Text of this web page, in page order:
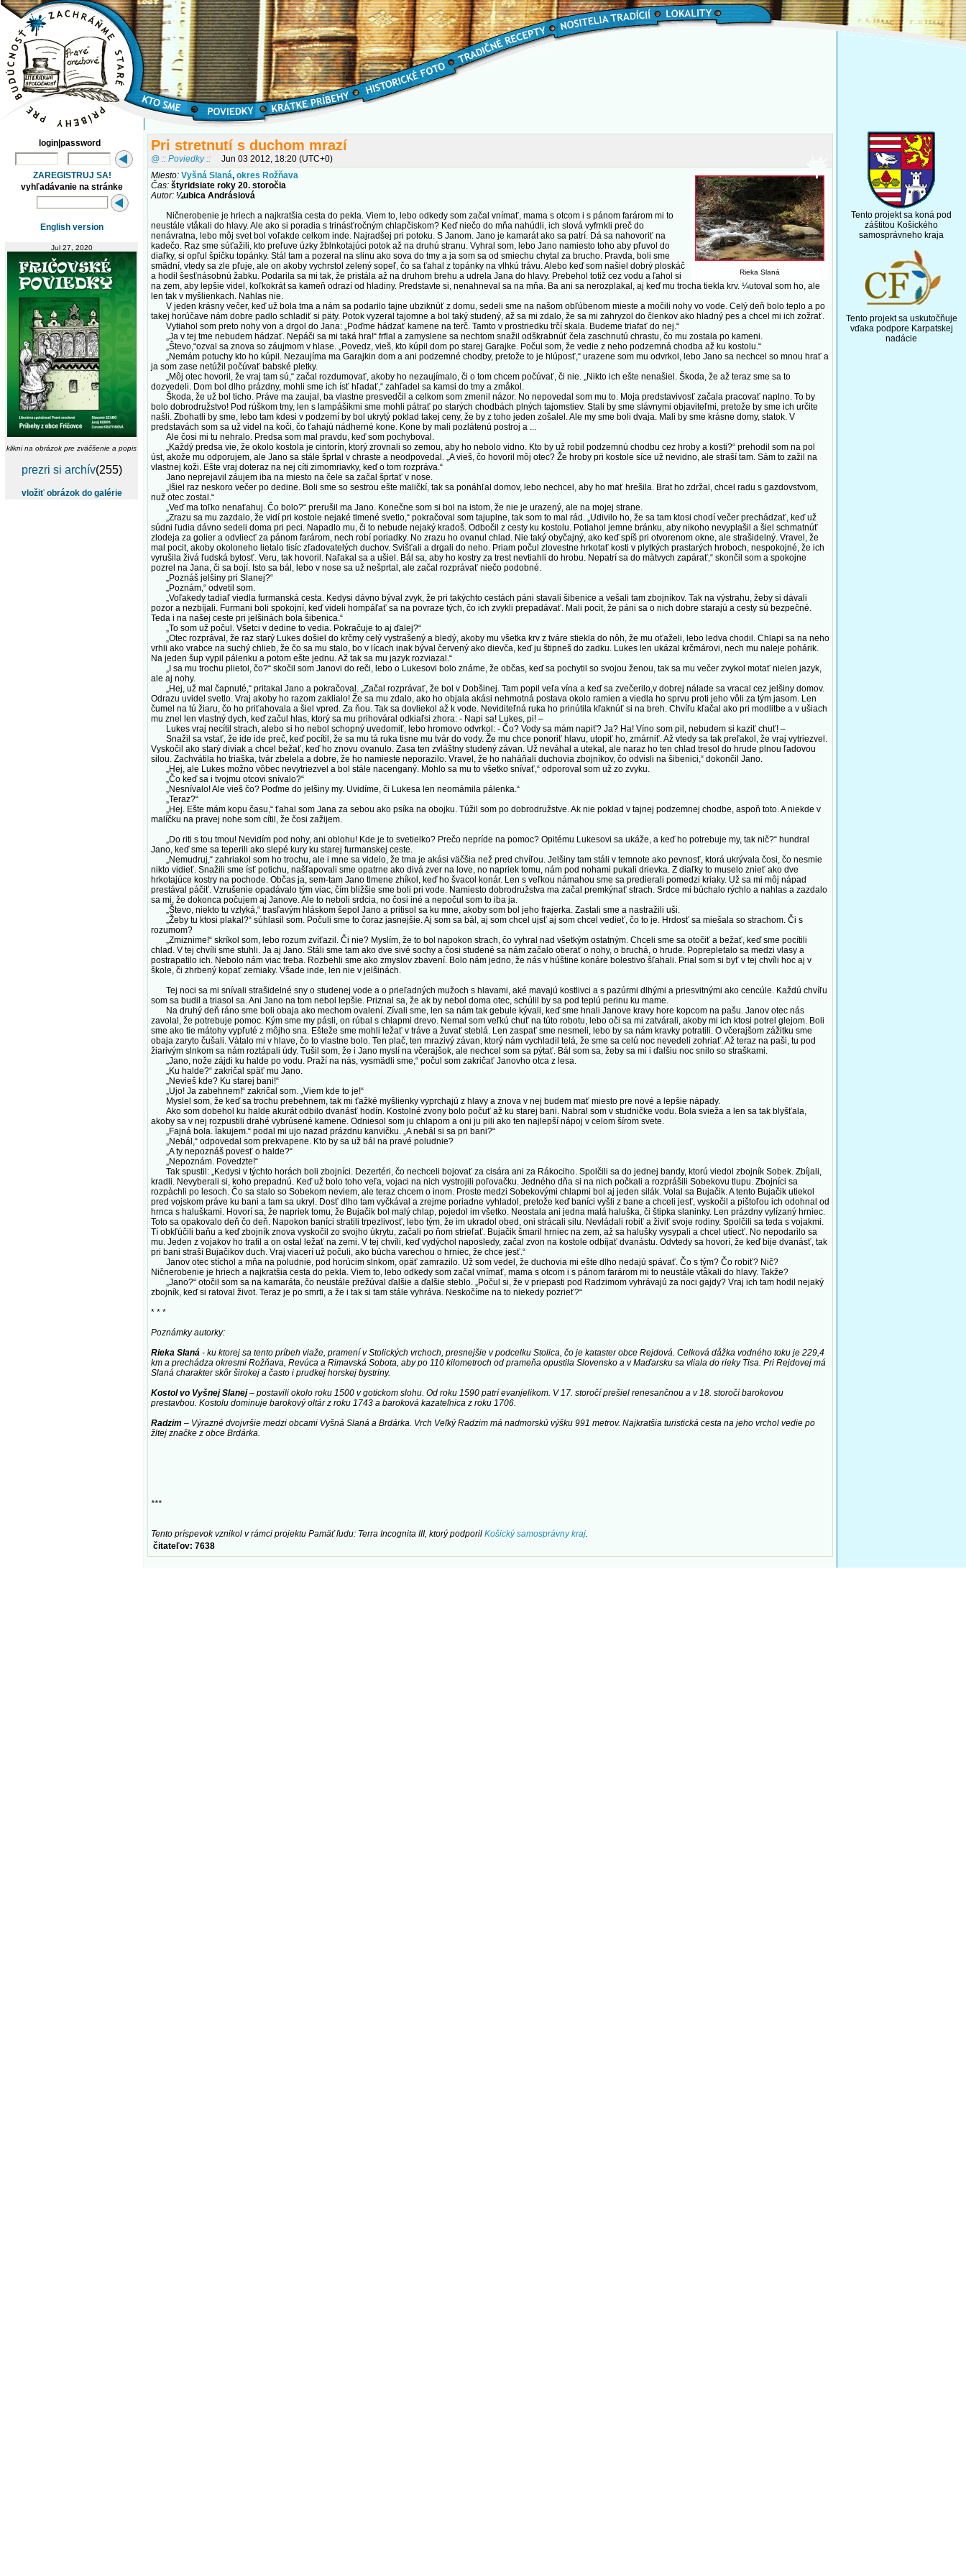
login|password
ZAREGISTRUJ SA!
vyhľadávanie na stránke
English version
Jul 27, 2020
klikni na obrázok pre zväčšenie a popis
prezri si archív(255)
vložiť obrázok do galérie
Pri stretnutí s duchom mrazí
@ :: Poviedky :: Jun 03 2012, 18:20 (UTC+0)
Rieka Slaná
Miesto: Vyšná Slaná, okres Rožňava
Čas: štyridsiate roky 20. storočia
Autor: ¼ubica Andrásiová
Ničnerobenie je hriech a najkratšia cesta do pekla. Viem to, lebo odkedy som začal vnímať, mama s otcom i s pánom farárom mi to
neustále vtåkali do hlavy. Ale ako si poradia s trinásťročným chlapčiskom? Keď niečo do mňa nahúdli, ich slová vyfrnkli preč do
nenávratna, lebo môj svet bol voľakde celkom inde. Najradšej pri potoku. S Janom. Jano je kamarát ako sa patrí. Dá sa nahovoriť na
kadečo. Raz sme súťažili, kto preľuve úzky žblnkotajúci potok až na druhú stranu. Vyhral som, lebo Jano namiesto toho aby pľuvol do
diaľky, si opľul špičku topánky. Stál tam a pozeral na slinu ako sova do tmy a ja som sa od smiechu chytal za brucho. Pravda, boli sme
smädní, vtedy sa zle pľuje, ale on akoby vychrstol zelený sopeľ, čo sa ťahal z topánky na vlhkú trávu. Alebo keď som našiel dobrý ploskáč
a hodil šesťnásobnú žabku. Podarila sa mi tak, že pristála až na druhom brehu a udrela Jana do hlavy. Prebehol totiž cez vodu a ľahol si
na zem, aby lepšie videl, koľkokrát sa kameň odrazí od hladiny. Predstavte si, nenahneval sa na mňa. Ba ani sa nerozplakal, aj keď mu trocha tiekla krv. ¼utoval som ho, ale
len tak v myšlienkach. Nahlas nie.
V jeden krásny večer, keď už bola tma a nám sa podarilo tajne ubziknúť z domu, sedeli sme na našom obľúbenom mieste a močili nohy vo vode. Celý deň bolo teplo a po
takej horúčave nám dobre padlo schladiť si päty. Potok vyzeral tajomne a bol taký studený, až sa mi zdalo, že sa mi zahryzol do členkov ako hladný pes a chcel mi ich zožrať.
Vytiahol som preto nohy von a drgol do Jana: „Poďme hádzať kamene na terč. Tamto v prostriedku trčí skala. Budeme triafať do nej.“
„Ja v tej tme nebudem hádzať. Nepáči sa mi taká hra!“ frflal a zamyslene sa nechtom snažil odškrabnúť čela zaschnutú chrastu, čo mu zostala po kameni.
„Števo,“ozval sa znova so záujmom v hlase. „Povedz, vieš, kto kúpil dom po starej Garajke. Počul som, že vedie z neho podzemná chodba až ku kostolu.“
„Nemám potuchy kto ho kúpil. Nezaujíma ma Garajkin dom a ani podzemné chodby, pretože to je hlúposť,“ urazene som mu odvrkol, lebo Jano sa nechcel so mnou hrať a
ja som zase netúžil počúvať babské pletky.
„Môj otec hovoril, že vraj tam sú,“ začal rozdumovať, akoby ho nezaujímalo, či o tom chcem počúvať, či nie. „Nikto ich ešte nenašiel. Škoda, že až teraz sme sa to
dozvedeli. Dom bol dlho prázdny, mohli sme ich ísť hľadať,“ zahľadel sa kamsi do tmy a zmåkol.
Škoda, že už bol ticho. Práve ma zaujal, ba vlastne presvedčil a celkom som zmenil názor. No nepovedal som mu to. Moja predstavivosť začala pracovať naplno. To by
bolo dobrodružstvo! Pod rúškom tmy, len s lampášikmi sme mohli pátrať po starých chodbách plných tajomstiev. Stali by sme slávnymi objaviteľmi, pretože by sme ich určite
našli. Zbohatli by sme, lebo tam kdesi v podzemí by bol ukrytý poklad takej ceny, že by z toho jeden zošalel. Ale my sme boli dvaja. Mali by sme krásne domy, statok. V
predstavách som sa už videl na koči, čo ťahajú nádherné kone. Kone by mali pozlátenú postroj a ...
Ale čosi mi tu nehralo. Predsa som mal pravdu, keď som pochyboval.
„Každý predsa vie, že okolo kostola je cintorín, ktorý zrovnali so zemou, aby ho nebolo vidno. Kto by už robil podzemnú chodbu cez hroby a kosti?“ prehodil som na pol
úst, akože mu odporujem, ale Jano sa stále šprtal v chraste a neodpovedal. „A vieš, čo hovoril môj otec? Že hroby pri kostole síce už nevidno, ale straší tam. Sám to zažil na
vlastnej koži. Ešte vraj doteraz na nej cíti zimomriavky, keď o tom rozpráva.“
Jano neprejavil záujem iba na miesto na čele sa začal šprtať v nose.
„Išiel raz neskoro večer po dedine. Boli sme so sestrou ešte maličkí, tak sa ponáhľal domov, lebo nechcel, aby ho mať hrešila. Brat ho zdržal, chcel radu s gazdovstvom,
nuž otec zostal.“
„Veď ma toľko nenaťahuj. Čo bolo?“ prerušil ma Jano. Konečne som si bol na istom, že nie je urazený, ale na mojej strane.
„Zrazu sa mu zazdalo, že vidí pri kostole nejaké tlmené svetlo,“ pokračoval som tajuplne, tak som to mal rád. „Udivilo ho, že sa tam ktosi chodí večer prechádzať, keď už
súdni ľudia dávno sedeli doma pri peci. Napadlo mu, či to nebude nejaký kradoš. Odbočil z cesty ku kostolu. Potiahol jemne bránku, aby nikoho nevyplašil a šiel schmatnúť
zlodeja za golier a odvliecť za pánom farárom, nech robí poriadky. No zrazu ho ovanul chlad. Nie taký obyčajný, ako keď spíš pri otvorenom okne, ale strašidelný. Vravel, že
mal pocit, akoby okoloneho lietalo tisíc zľadovatelých duchov. Svišťali a drgali do neho. Priam počul zlovestne hrkotať kosti v plytkých prastarých hroboch, nespokojné, že ich
vyrušila živá ľudská bytosť. Veru, tak hovoril. Naľakal sa a ušiel. Bál sa, aby ho kostry za trest nevtiahli do hrobu. Nepatrí sa do màtvych zapárať,“ skončil som a spokojne
pozrel na Jana, či sa bojí. Isto sa bál, lebo v nose sa už nešprtal, ale začal rozprávať niečo podobné.
„Poznáš jelšiny pri Slanej?“
„Poznám,“ odvetil som.
„Voľakedy tadiaľ viedla furmanská cesta. Kedysi dávno býval zvyk, že pri takýchto cestách páni stavali šibenice a vešali tam zbojníkov. Tak na výstrahu, žeby si dávali
pozor a nezbíjali. Furmani boli spokojní, keď videli hompáľať sa na povraze tých, čo ich zvykli prepadávať. Mali pocit, že páni sa o nich dobre starajú a cesty sú bezpečné.
Teda i na našej ceste pri jelšinách bola šibenica.“
„To som už počul. Všetci v dedine to vedia. Pokračuje to aj ďalej?“
„Otec rozprával, že raz starý Lukes došiel do krčmy celý vystrašený a bledý, akoby mu všetka krv z tváre stiekla do nôh, že mu oťaželi, lebo ledva chodil. Chlapi sa na neho
vrhli ako vrabce na suchý chlieb, že čo sa mu stalo, bo v lícach inak býval červený ako dievča, keď ju štipneš do zadku. Lukes len ukázal krčmárovi, nech mu naleje pohárik.
Na jeden šup vypil pálenku a potom ešte jednu. Až tak sa mu jazyk rozviazal.“
„I sa mu trochu plietol, čo?“ skočil som Janovi do reči, lebo o Lukesovi bolo známe, že občas, keď sa pochytil so svojou ženou, tak sa mu večer zvykol motať nielen jazyk,
ale aj nohy.
„Hej, už mal čapnuté,“ pritakal Jano a pokračoval. „Začal rozprávať, že bol v Dobšinej. Tam popil veľa vína a keď sa zvečerilo,v dobrej nálade sa vracal cez jelšiny domov.
Odrazu uvidel svetlo. Vraj akoby ho razom zaklialo! Že sa mu zdalo, ako ho objala akási nehmotná postava okolo ramien a viedla ho sprvu proti jeho vôli za tým jasom. Len
čumel na tú žiaru, čo ho priťahovala a šiel vpred. Za ňou. Tak sa dovliekol až k vode. Neviditeľná ruka ho prinútila kľaknúť si na breh. Chvíľu kľačal ako pri modlitbe a v ušiach
mu znel len vlastný dych, keď začul hlas, ktorý sa mu prihováral odkiaľsi zhora: - Napi sa! Lukes, pi! –
Lukes vraj necítil strach, alebo si ho nebol schopný uvedomiť, lebo hromovo odvrkol: - Čo? Vody sa mám napiť? Ja? Ha! Víno som pil, nebudem si kaziť chuť! –
Snažil sa vstať, že ide ide preč, keď pocítil, že sa mu tá ruka tisne mu tvár do vody. Že mu chce ponoriť hlavu, utopiť ho, zmárniť. Až vtedy sa tak preľakol, že vraj vytriezvel.
Vyskočil ako starý diviak a chcel bežať, keď ho znovu ovanulo. Zasa ten zvláštny studený závan. Už neváhal a utekal, ale naraz ho ten chlad tresol do hrude plnou ľadovou
silou. Zachvátila ho triaška, tvár zbelela a dobre, že ho namieste neporazilo. Vravel, že ho naháňali duchovia zbojníkov, čo odvisli na šibenici,“ dokončil Jano.
„Hej, ale Lukes možno vôbec nevytriezvel a bol stále nacenganý. Mohlo sa mu to všetko snívať,“ odporoval som už zo zvyku.
„Čo keď sa i tvojmu otcovi snívalo?“
„Nesnívalo! Ale vieš čo? Poďme do jelšiny my. Uvidíme, či Lukesa len neomámila pálenka.“
„Teraz?“
„Hej. Ešte mám kopu času,“ ťahal som Jana za sebou ako psíka na obojku. Túžil som po dobrodružstve. Ak nie poklad v tajnej podzemnej chodbe, aspoň toto. A niekde v
malíčku na pravej nohe som cítil, že čosi zažijem.
„Do riti s tou tmou! Nevidím pod nohy, ani oblohu! Kde je to svetielko? Prečo nepríde na pomoc? Opitému Lukesovi sa ukáže, a keď ho potrebuje my, tak nič?“ hundral
Jano, keď sme sa teperili ako slepé kury ku starej furmanskej ceste.
„Nemudruj,“ zahriakol som ho trochu, ale i mne sa videlo, že tma je akási väčšia než pred chvíľou. Jelšiny tam stáli v temnote ako pevnosť, ktorá ukrývala čosi, čo nesmie
nikto vidieť. Snažili sme ísť potichu, našľapovali sme opatrne ako divá zver na love, no napriek tomu, nám pod nohami pukali drievka. Z diaľky to muselo znieť ako dve
hrkotajúce kostry na pochode. Občas ja, sem-tam Jano tlmene zhíkol, keď ho švacol konár. Len s veľkou námahou sme sa predierali pomedzi kriaky. Už sa mi môj nápad
prestával páčiť. Vzrušenie opadávalo tým viac, čím bližšie sme boli pri vode. Namiesto dobrodružstva ma začal premkýnať strach. Srdce mi búchalo rýchlo a nahlas a zazdalo
sa mi, že dokonca počujem aj Janove. Ale to neboli srdcia, no čosi iné a nepočul som to iba ja.
„Števo, niekto tu vzlyká,“ trasľavým hláskom šepol Jano a pritisol sa ku mne, akoby som bol jeho frajerka. Zastali sme a nastražili uši.
„Žeby tu ktosi plakal?“ súhlasil som. Počuli sme to čoraz jasnejšie. Aj som sa bál, aj som chcel ujsť aj som chcel vedieť, čo to je. Hrdosť sa miešala so strachom. Či s
rozumom?
„Zmiznime!“ skríkol som, lebo rozum zvíťazil. Či nie? Myslím, že to bol napokon strach, čo vyhral nad všetkým ostatným. Chceli sme sa otočiť a bežať, keď sme pocítili
chlad. V tej chvíli sme stuhli. Ja aj Jano. Stáli sme tam ako dve sivé sochy a čosi studené sa nám začalo otierať o nohy, o bruchá, o hrude. Poprepletalo sa medzi vlasy a
postrapatilo ich. Nebolo nám viac treba. Rozbehli sme ako zmyslov zbavení. Bolo nám jedno, že nás v húštine konáre bolestivo šľahali. Prial som si byť v tej chvíli hoc aj v
škole, či zhrbený kopať zemiaky. Všade inde, len nie v jelšinách.
Tej noci sa mi snívali strašidelné sny o studenej vode a o prieľadných mužoch s hlavami, aké mavajú kostlivci a s pazúrmi dlhými a priesvitnými ako cencúle. Každú chvíľu
som sa budil a triasol sa. Ani Jano na tom nebol lepšie. Priznal sa, že ak by nebol doma otec, schúlil by sa pod teplú perinu ku mame.
Na druhý deň ráno sme boli obaja ako mechom ovalení. Zívali sme, len sa nám tak gebule kývali, keď sme hnali Janove kravy hore kopcom na pašu. Janov otec nás
zavolal, že potrebuje pomoc. Kým sme my pásli, on rúbal s chlapmi drevo. Nemal som veľkú chuť na túto robotu, lebo oči sa mi zatvárali, akoby mi ich ktosi potrel glejom. Boli
sme ako tie mátohy vypľuté z môjho sna. Ešteže sme mohli ležať v tráve a žuvať steblá. Len zaspať sme nesmeli, lebo by sa nám kravky potratili. O včerajšom zážitku sme
obaja zaryto čušali. Vàtalo mi v hlave, čo to vlastne bolo. Ten plač, ten mrazivý závan, ktorý nám vychladil telá, že sme sa celú noc nevedeli zohriať. Až teraz na paši, tu pod
žiarivým slnkom sa nám roztápali údy. Tušil som, že i Jano myslí na včerajšok, ale nechcel som sa pýtať. Bál som sa, žeby sa mi i ďalšiu noc snilo so straškami.
„Jano, nože zájdi ku halde po vodu. Praží na nás, vysmädli sme,“ počul som zakričať Janovho otca z lesa.
„Ku halde?“ zakričal späť mu Jano.
„Nevieš kde? Ku starej bani!“
„Ujo! Ja zabehnem!“ zakričal som. „Viem kde to je!“
Myslel som, že keď sa trochu prebehnem, tak mi ťažké myšlienky vyprchajú z hlavy a znova v nej budem mať miesto pre nové a lepšie nápady.
Ako som dobehol ku halde akurát odbilo dvanásť hodín. Kostolné zvony bolo počuť až ku starej bani. Nabral som v studničke vodu. Bola svieža a len sa tak blyšťala,
akoby sa v nej rozpustili drahé vybrúsené kamene. Odniesol som ju chlapom a oni ju pili ako ten najlepší nápoj v celom šírom svete.
„Fajná bola. Ïakujem.“ podal mi ujo nazad prázdnu kanvičku. „A nebál si sa pri bani?“
„Nebál,“ odpovedal som prekvapene. Kto by sa už bál na pravé poludnie?
„A ty nepoznáš povesť o halde?“
„Nepoznám. Povedzte!“
Tak spustil: „Kedysi v týchto horách boli zbojníci. Dezertéri, čo nechceli bojovať za cisára ani za Rákociho. Spolčili sa do jednej bandy, ktorú viedol zbojník Sobek. Zbíjali,
kradli. Nevyberali si, koho prepadnú. Keď už bolo toho veľa, vojaci na nich vystrojili poľovačku. Jedného dňa si na nich počkali a rozprášili Sobekovu tlupu. Zbojníci sa
rozpàchli po lesoch. Čo sa stalo so Sobekom neviem, ale teraz chcem o inom. Proste medzi Sobekovými chlapmi bol aj jeden silák. Volal sa Bujačik. A tento Bujačik utiekol
pred vojskom práve ku bani a tam sa ukryl. Dosť dlho tam vyčkával a zrejme poriadne vyhladol, pretože keď baníci vyšli z bane a chceli jesť, vyskočil a pištoľou ich odohnal od
hrnca s haluškami. Hovorí sa, že napriek tomu, že Bujačik bol malý chlap, pojedol im všetko. Neostala ani jedna malá haluška, či štipka slaninky. Len prázdny vylízaný hrniec.
Toto sa opakovalo deň čo deň. Napokon baníci stratili trpezlivosť, lebo tým, že im ukradol obed, oni strácali silu. Nevládali robiť a živiť svoje rodiny. Spolčili sa teda s vojakmi.
Tí obkľúčili baňu a keď zbojník znova vyskočil zo svojho úkrytu, začali po ňom strieľať. Bujačik šmaril hrniec na zem, až sa halušky vysypali a chcel utiecť. No nepodarilo sa
mu. Jeden z vojakov ho trafil a on ostal ležať na zemi. V tej chvíli, keď vydýchol naposledy, začal zvon na kostole odbíjať dvanástu. Odvtedy sa hovorí, že keď bije dvanásť, tak
pri bani straší Bujačikov duch. Vraj viacerí už počuli, ako búcha varechou o hrniec, že chce jesť.“
Janov otec stíchol a mňa na poludnie, pod horúcim slnkom, opäť zamrazilo. Už som vedel, že duchovia mi ešte dlho nedajú spávať. Čo s tým? Čo robiť? Nič?
Ničnerobenie je hriech a najkratšia cesta do pekla. Viem to, lebo odkedy som začal vnímať, mama s otcom i s pánom farárom mi to neustále vtåkali do hlavy. Takže?
„Jano?“ otočil som sa na kamaráta, čo neustále prežúval ďalšie a ďalšie steblo. „Počul si, že v priepasti pod Radzimom vyhrávajú za noci gajdy? Vraj ich tam hodil nejaký
zbojník, keď si ratoval život. Teraz je po smrti, a že i tak si tam stále vyhráva. Neskočíme na to niekedy pozrieť?“
* * *
Poznámky autorky:
Rieka Slaná - ku ktorej sa tento príbeh viaže, pramení v Stolických vrchoch, presnejšie v podcelku Stolica, čo je kataster obce Rejdová. Celková dåžka vodného toku je 229,4
km a prechádza okresmi Rožňava, Revúca a Rimavská Sobota, aby po 110 kilometroch od prameňa opustila Slovensko a v Maďarsku sa vliala do rieky Tisa. Pri Rejdovej má
Slaná charakter skôr širokej a často i prudkej horskej bystriny.
Kostol vo Vyšnej Slanej– postavili okolo roku 1500 v gotickom slohu. Od roku 1590 patrí evanjelikom. V 17. storočí prešiel renesančnou a v 18. storočí barokovou
prestavbou. Kostolu dominuje barokový oltár z roku 1743 a baroková kazateľnica z roku 1706.
Radzim – Výrazné dvojvršie medzi obcami Vyšná Slaná a Brdárka. Vrch Veľký Radzim má nadmorskú výšku 991 metrov. Najkratšia turistická cesta na jeho vrchol vedie po
žltej značke z obce Brdárka.
***
Tento príspevok vznikol v rámci projektu Pamäť ľudu: Terra Incognita III, ktorý podporil Košický samosprávny kraj.
čitateľov: 7638
Tento projekt sa koná pod
záštitou Košického
samosprávneho kraja
Tento projekt sa uskutočňuje
vďaka podpore Karpatskej
nadácie